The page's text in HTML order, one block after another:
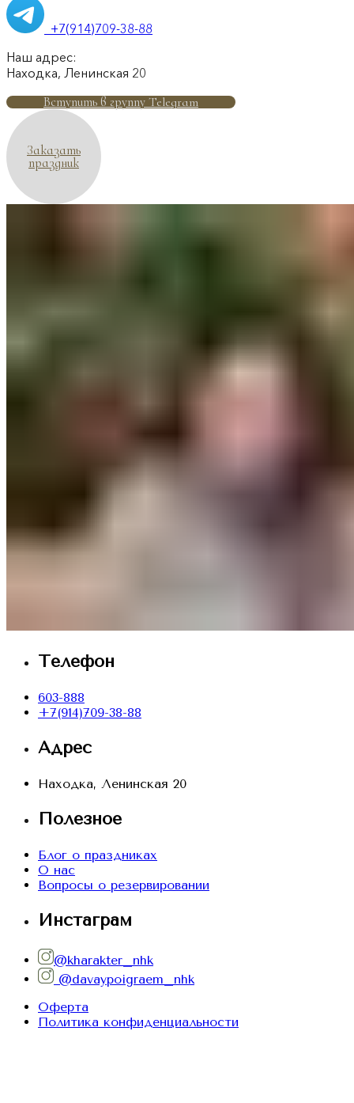
+7(914)709-38-88
Наш адрес:
Находка, Ленинская 20
Вступить в группу Telegram
Заказать
праздник
Телефон
603-888
+7(914)709-38-88
Адрес
Находка, Ленинская 20
Полезное
Блог о праздниках
О нас
Вопросы о резервировании
Инстаграм
@kharakter_nhk
@davaypoigraem_nhk
Оферта
Политика конфиденциальности